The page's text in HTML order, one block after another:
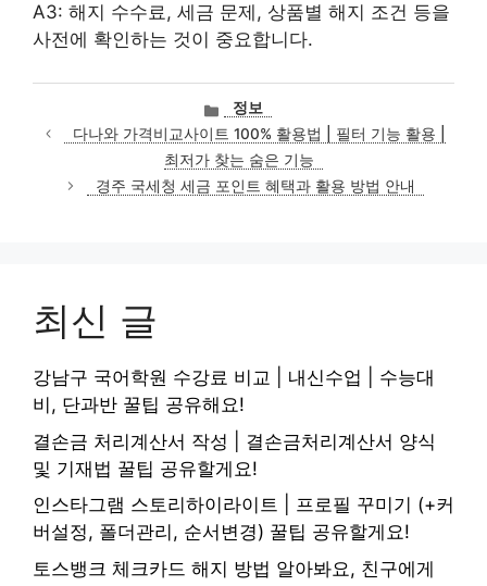
A3: 해지 수수료, 세금 문제, 상품별 해지 조건 등을
사전에 확인하는 것이 중요합니다.
카
테
고
리
정보
다나와 가격비교사이트 100% 활용법 | 필터 기능 활용 |
최저가 찾는 숨은 기능
경주 국세청 세금 포인트 혜택과 활용 방법 안내
최신 글
강남구 국어학원 수강료 비교 | 내신수업 | 수능대
비, 단과반 꿀팁 공유해요!
결손금 처리계산서 작성 | 결손금처리계산서 양식
및 기재법 꿀팁 공유할게요!
인스타그램 스토리하이라이트 | 프로필 꾸미기 (+커
버설정, 폴더관리, 순서변경) 꿀팁 공유할게요!
토스뱅크 체크카드 해지 방법 알아봐요, 친구에게